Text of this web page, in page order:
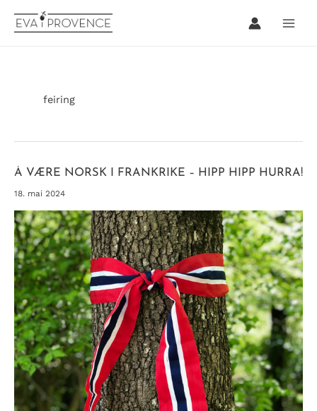
rett
feiring
Å VÆRE NORSK I FRANKRIKE – HIPP HIPP HURRA!
18. mai 2024